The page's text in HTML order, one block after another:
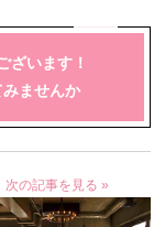
ざいます！
ませんか
次の記事を見る »